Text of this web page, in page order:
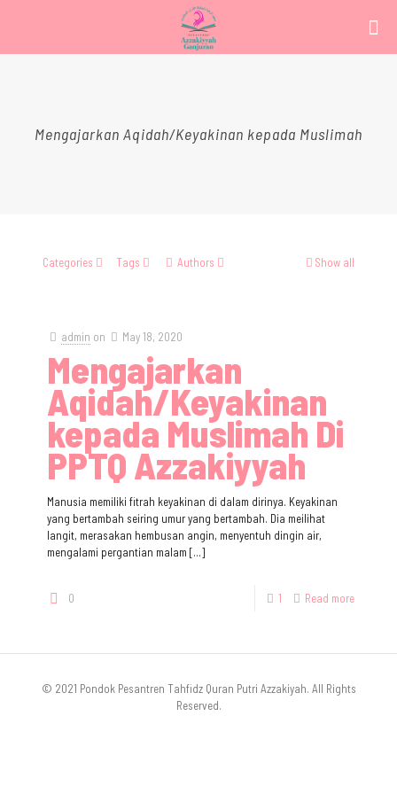
Mengajarkan Aqidah/Keyakinan kepada Muslimah
Categories Tags Authors Show all
admin on May 18, 2020
Mengajarkan
Aqidah/Keyakinan
kepada Muslimah Di
PPTQ Azzakiyyah
Manusia memiliki fitrah keyakinan di dalam dirinya. Keyakinan
yang bertambah seiring umur yang bertambah. Dia meilihat
langit, merasakan hembusan angin, menyentuh dingin air,
mengalami pergantian malam […]
0 1 Read more
© 2021 Pondok Pesantren Tahfidz Quran Putri Azzakiyah. All Rights
Reserved.